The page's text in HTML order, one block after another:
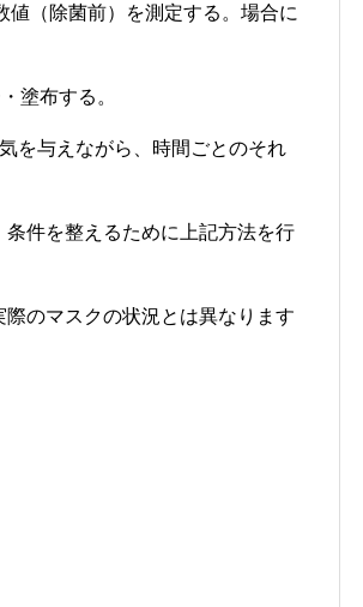
値（除菌前）を測定する。場合に
塗布する。
を与えながら、時間ごとのそれ
件を整えるために上記方法を行
のマスクの状況とは異なります